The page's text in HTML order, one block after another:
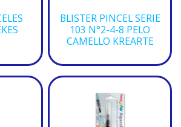
BLISTER PINCEL SERIE
103 N°2-4-8 PELO
CAMELLO KREARTE